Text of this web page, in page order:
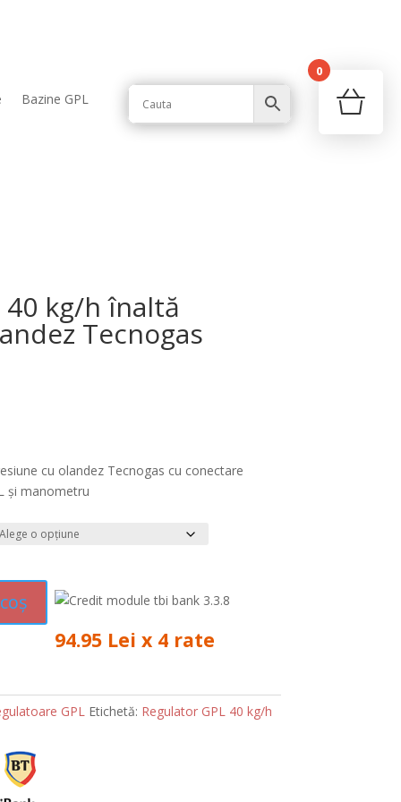
Bazine GPL
40 kg/h înaltă
Tecnogas
cu olandez Tecnogas cu conectare
și manometru
94.95 Lei x 4 rate
GPL Etichetă: Regulator GPL 40 kg/h
0